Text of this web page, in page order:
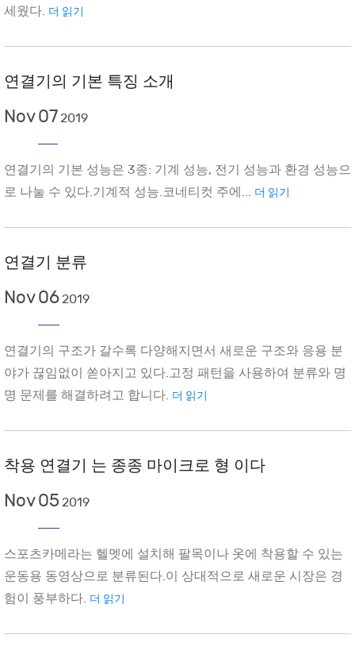
세웠다. 더 읽기
연결기의 기본 특징 소개
Nov07 2019
연결기의 기본 성능은 3종: 기계 성능, 전기 성능과 환경 성능으
로 나눌 수 있다.기계적 성능.코네티컷 주에... 더 읽기
연결기 분류
Nov06 2019
연결기의 구조가 갈수록 다양해지면서 새로운 구조와 응용 분
야가 끊임없이 쏟아지고 있다.고정 패턴을 사용하여 분류와 명
명 문제를 해결하려고 합니다. 더 읽기
착용 연결기 는 종종 마이크로 형 이다
Nov05 2019
스포츠카메라는 헬멧에 설치해 팔목이나 옷에 착용할 수 있는
운동용 동영상으로 분류된다.이 상대적으로 새로운 시장은 경
험이 풍부하다. 더 읽기